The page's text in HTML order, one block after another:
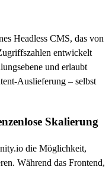
Headless CMS, das von
entwickelt
und erlaubt
Auslieferung – selbst
Skalierung
die Möglichkeit,
Während das Frontend,